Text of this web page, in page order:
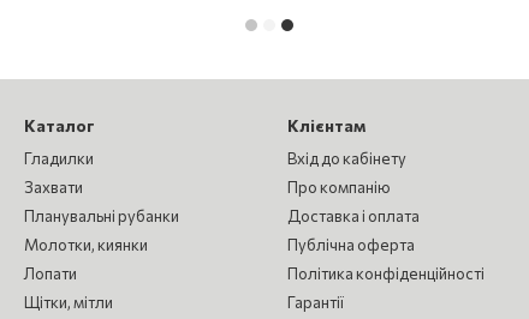
Каталог
Гладилки
Захвати
Планувальні рубанки
Молотки, киянки
Лопати
Щітки, мітли
Клієнтам
Вхід до кабінету
Про компанію
Доставка і оплата
Публічна оферта
Політика конфіденційності
Гарантії